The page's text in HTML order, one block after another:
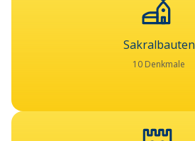
Sakralbauten
10 Denkmale